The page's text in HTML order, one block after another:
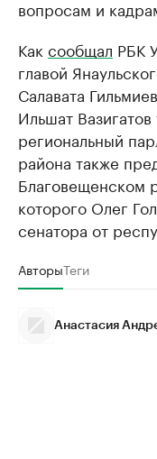
вопросам и
Как сообщал РБК
главой
Салавата
Ильшат
региональный
района также
Благовещенском
которого Олег
сенатора от
АвторыТеги
Анастасия